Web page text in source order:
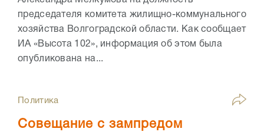
председателя комитета жилищно-коммунального
хозяйства Волгоградской области. Как сообщает
ИА «Высота 102», информация об этом была
опубликована на...
Политика
Совещание с зампредом